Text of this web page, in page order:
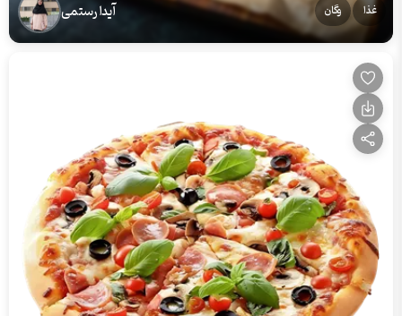
غذا وگان آیدا رستمی